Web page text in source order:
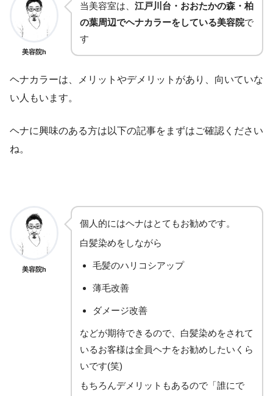
美容院h
当美容室は、 江戸川台・おおたかの森・柏
の葉周辺でヘナカラーをしている美容院で
す
ヘナカラーは、メリットやデメリットがあり、向いていな
い人もいます。
ヘナに興味のある方は以下の記事をまずはご確認ください
ね。
美容院h
個人的にはヘナはとてもお勧めです。
白髪染めをしながら
毛髪のハリコシアップ
薄毛改善
ダメージ改善
などが期待できるので、白髪染めをされて
いるお客様は全員ヘナをお勧めしたいくら
いです(笑)
もちろんデメリットもあるので「誰にで